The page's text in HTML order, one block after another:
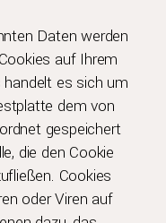
Daten werden
auf Ihrem
handelt es sich um
dem von
gespeichert
die den Cookie
Cookies
oder Viren auf